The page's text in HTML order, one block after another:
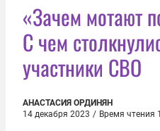
«Зачем мотают
С чем
участники СВО
АНАСТАСИЯ ОРДИНЯН
14 декабря 2023 / Время чтения